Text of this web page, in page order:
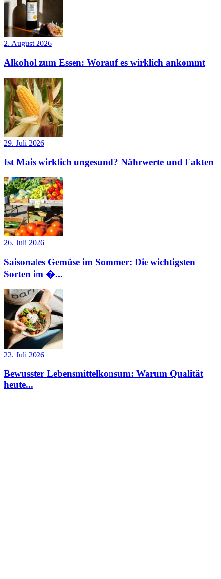
2. August 2026
Alkohol zum Essen: Worauf es wirklich ankommt
29. Juli 2026
Ist Mais wirklich ungesund? Nährwerte und Fakten
26. Juli 2026
Saisonales Gemüse im Sommer: Die wichtigsten
Sorten im �...
22. Juli 2026
Bewusster Lebensmittelkonsum: Warum Qualität
heute...